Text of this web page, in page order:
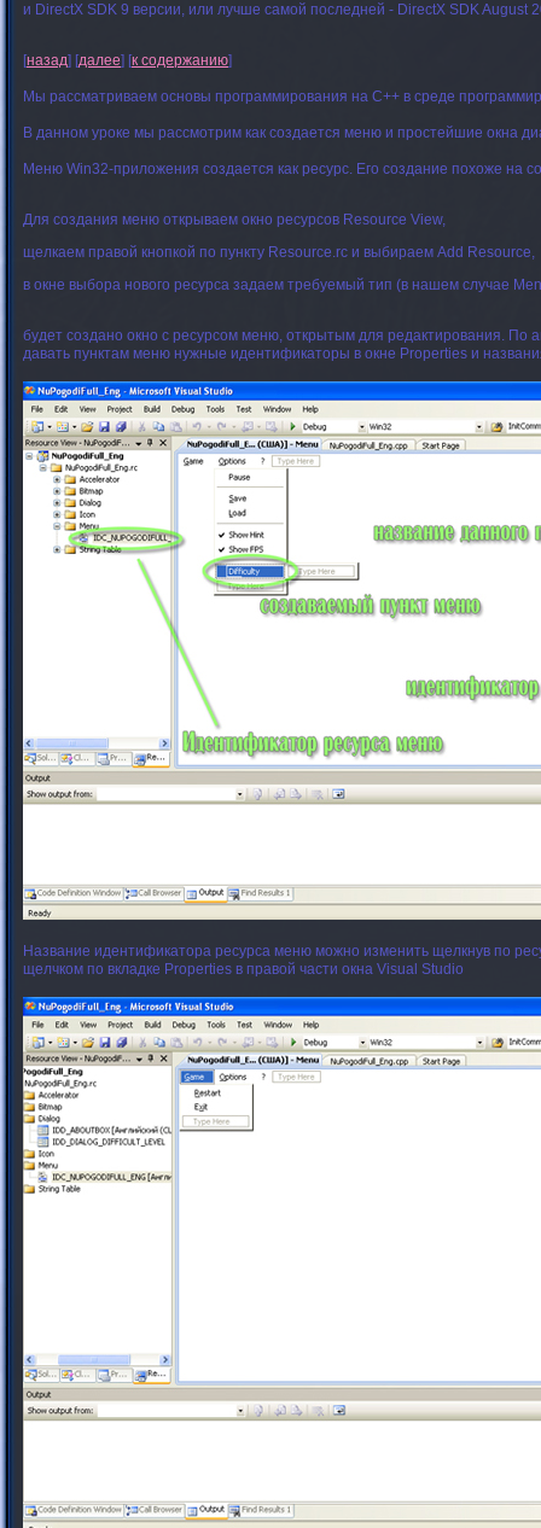
и DirectX SDK 9 версии, или лучше самой последней - DirectX SDK August
[назад] [далее] [к содержанию]
Мы рассматриваем основы программирования на C++ в среде
В данном уроке мы рассмотрим как создается меню и простейшие окна
Меню Win32-приложения создается как ресурс. Его создание похоже на
Для создания меню открываем окно ресурсов Resource View,
щелкаем правой кнопкой по пункту Resource.rc и выбираем Add Resource,
в окне выбора нового ресурса задаем требуемый тип (в нашем случае
будет создано окно с ресурсом меню, открытым для редактирования. По
давать пунктам меню нужные идентификаторы в окне Properties и
Название идентификатора ресурса меню можно изменить щелкнув по
щелчком по вкладке Properties в правой части окна Visual Studio